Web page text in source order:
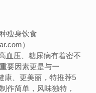
）
压、糖尿病有着密不
要因素更是与一
康、更美丽，特推荐5
作简单，风味独特，